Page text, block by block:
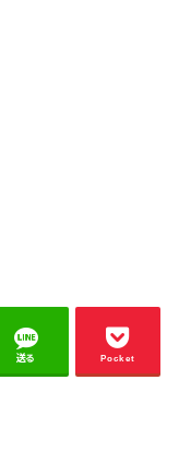
送る Pocket